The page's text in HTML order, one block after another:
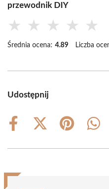
przewodnik DIY
★ ★ ★ ★ ★
Średnia ocena: 4.89 Liczba
Udostępnij
Share
Share
(Twitter)
Share
Share